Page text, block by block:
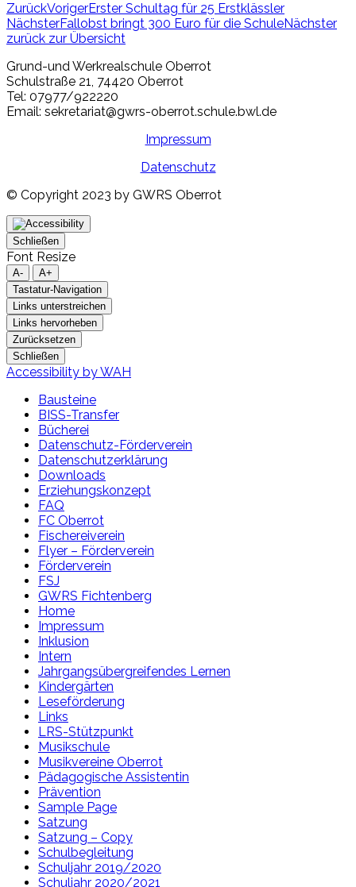
ZurückVorigerErster Schultag für 25 Erstklässler
NächsterFallobst bringt 300 Euro für die SchuleNächster
zurück zur Übersicht
Grund-und Werkrealschule Oberrot
Schulstraße 21, 74420 Oberrot​
Tel: 07977/922220
Email: sekretariat@gwrs-oberrot.schule.bwl.de
Impressum
Datenschutz
© Copyright 2023 by GWRS Oberrot
Schließen
Font Resize
A-
A+
Tastatur-Navigation
Links unterstreichen
Links hervorheben
Zurücksetzen
Schließen
Accessibility by WAH
Bausteine
BISS-Transfer
Bücherei
Datenschutz-Förderverein
Datenschutzerklärung
Downloads
Erziehungskonzept
FAQ
FC Oberrot
Fischereiverein
Flyer – Förderverein
Förderverein
FSJ
GWRS Fichtenberg
Home
Impressum
Inklusion
Intern
Jahrgangsübergreifendes Lernen
Kindergärten
Leseförderung
Links
LRS-Stützpunkt
Musikschule
Musikvereine Oberrot
Pädagogische Assistentin
Prävention
Sample Page
Satzung
Satzung – Copy
Schulbegleitung
Schuljahr 2019/2020
Schuljahr 2020/2021